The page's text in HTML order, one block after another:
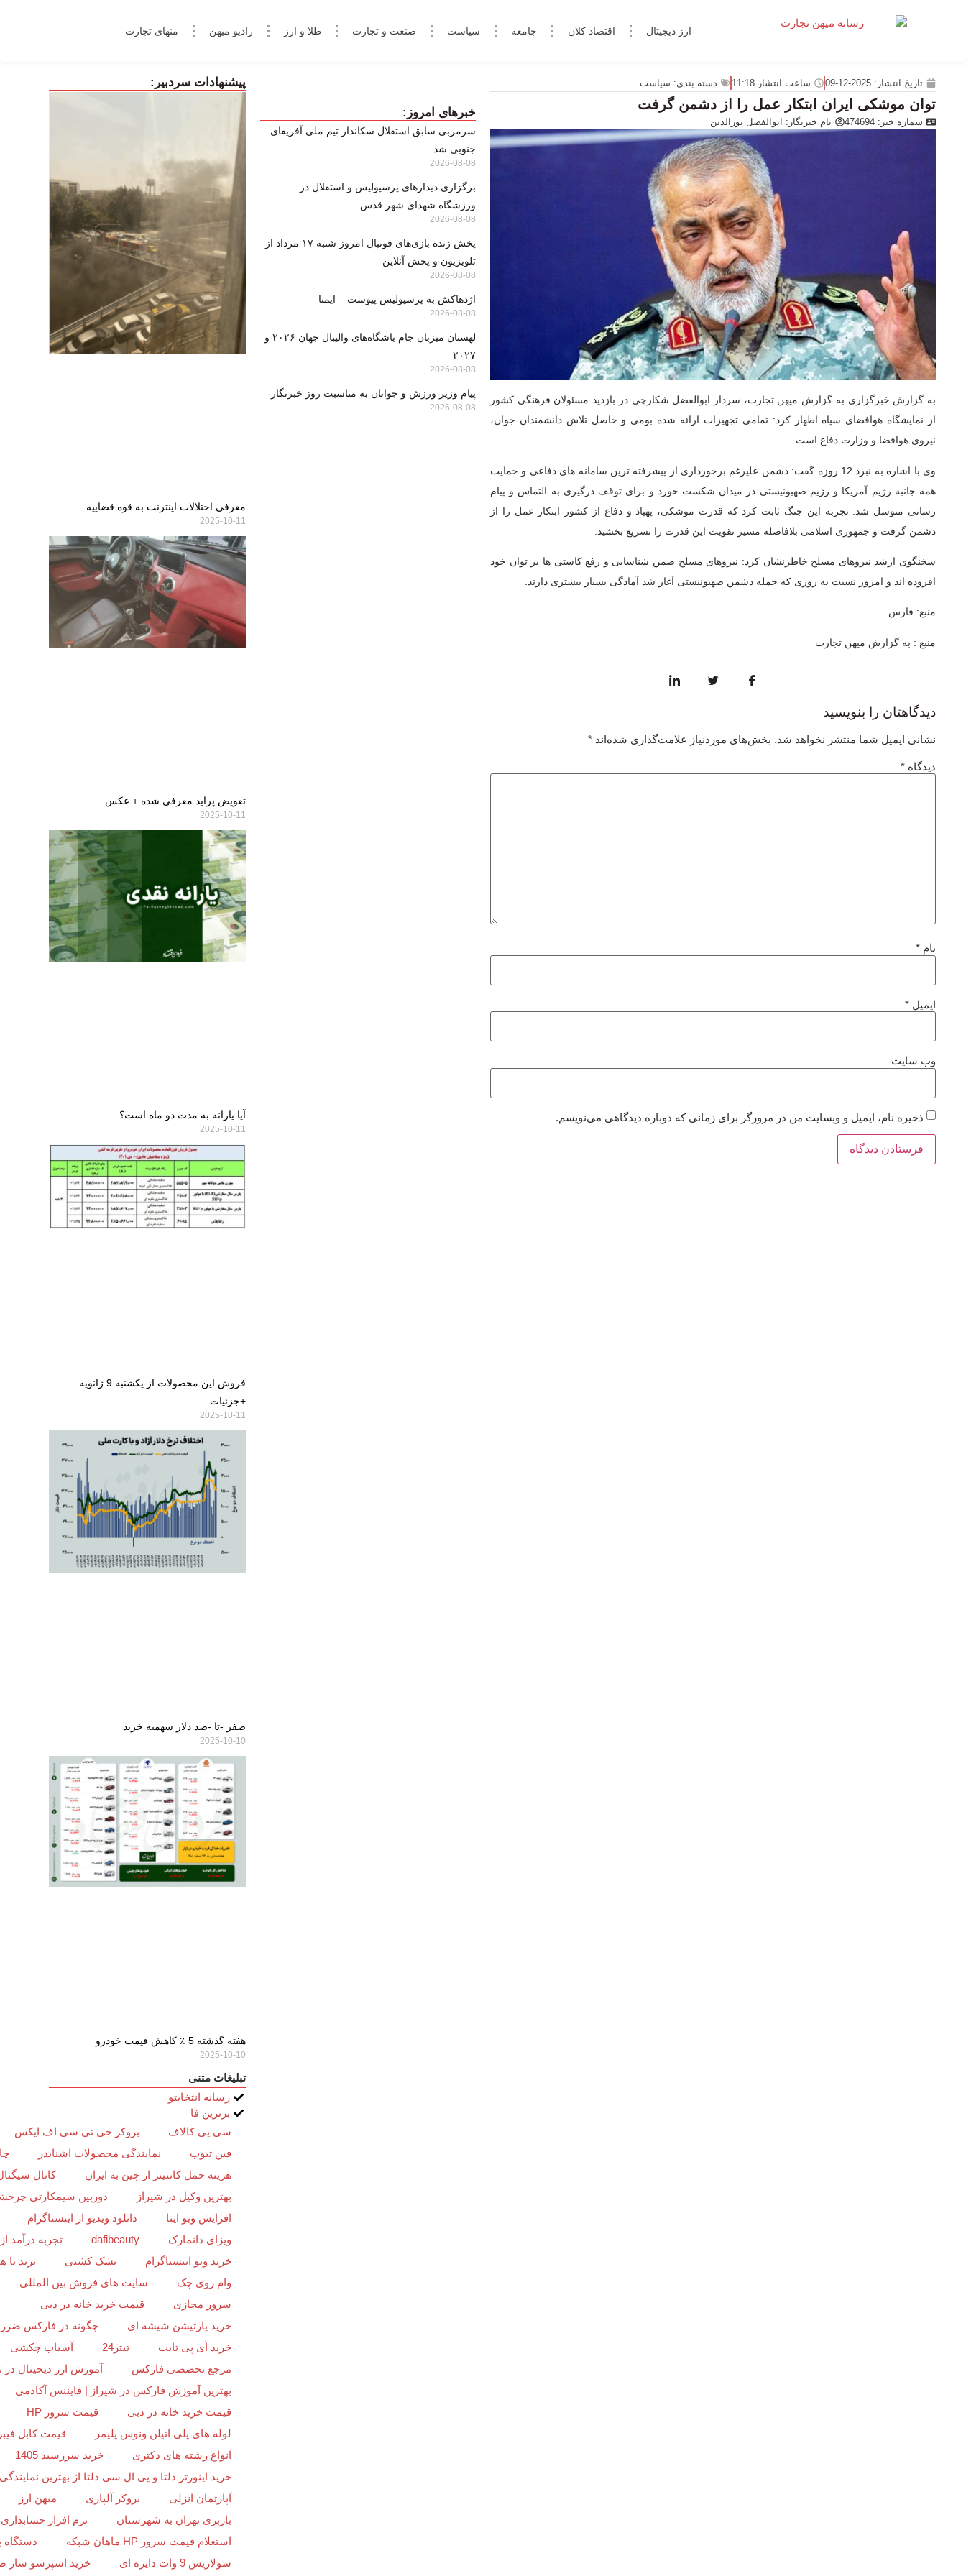
ارز دیجیتال اقتصاد کلان جامعه سیاست صنعت و تجارت طلا و ارز رادیو میهن منهای تجارت
تاریخ انتشار: 2025-12-09 ساعت انتشار 11:18 دسته بندی: سیاست
توان موشکی ایران ابتکار عمل را از دشمن گرفت
شماره خبر: 474694 نام خبرنگار: ابوالفضل نورالدین
به گزارش خبرگزاری به گزارش میهن تجارت، سردار ابوالفضل شکارچی در بازدید مسئولان فرهنگی کشور
از نمایشگاه هوافضای سپاه اظهار کرد: تمامی تجهیزات ارائه شده بومی و حاصل تلاش دانشمندان جوان،
نیروی هوافضا و وزارت دفاع است.
وی با اشاره به نبرد 12 روزه گفت: دشمن علیرغم برخورداری از پیشرفته ترین سامانه های دفاعی و حمایت
همه جانبه رژیم آمریکا و رژیم صهیونیستی در میدان شکست خورد و برای توقف درگیری به التماس و پیام
رسانی متوسل شد. تجربه این جنگ ثابت کرد که قدرت موشکی، پهپاد و دفاع از کشور ابتکار عمل را از
دشمن گرفت و جمهوری اسلامی بلافاصله مسیر تقویت این قدرت را تسریع بخشید.
سخنگوی ارشد نیروهای مسلح خاطرنشان کرد: نیروهای مسلح ضمن شناسایی و رفع کاستی ها بر توان خود
افزوده اند و امروز نسبت به روزی که حمله دشمن صهیونیستی آغاز شد آمادگی بسیار بیشتری دارند.
منبع: فارس
منبع : به گزارش میهن تجارت
دیدگاهتان را بنویسید
نشانی ایمیل شما منتشر نخواهد شد. بخش‌های موردنیاز علامت‌گذاری شده‌اند *
دیدگاه *
نام *
ایمیل *
وب‌ سایت
ذخیره نام، ایمیل و وبسایت من در مرورگر برای زمانی که دوباره دیدگاهی می‌نویسم.
خبرهای امروز:
سرمربی سابق استقلال سکاندار تیم ملی آفریقای
جنوبی شد
2026-08-08
برگزاری دیدارهای پرسپولیس و استقلال در
ورزشگاه شهدای شهر قدس
2026-08-08
پخش زنده بازی‌های فوتبال امروز شنبه ۱۷ مرداد از
تلویزیون و پخش آنلاین
2026-08-08
اژدهاکش به پرسپولیس پیوست – ایمنا
2026-08-08
لهستان میزبان جام باشگاه‌های والیبال جهان ۲۰۲۶ و
۲۰۲۷
2026-08-08
پیام وزیر ورزش و جوانان به مناسبت روز خبرنگار
2026-08-08
پیشنهادات سردبیر:
معرفی اختلالات اینترنت به قوه قضاییه
2025-10-11
تعویض پراید معرفی شده + عکس
2025-10-11
آیا یارانه به مدت دو ماه است؟
2025-10-11
فروش این محصولات از یکشنبه 9 ژانویه
+جزئیات
2025-10-11
صفر -تا -صد دلار سهمیه خرید
2025-10-10
هفته گذشته 5 ٪ کاهش قیمت خودرو
2025-10-10
تبلیغات متنی
رسانه انتخابتو
برترین فا
سی پی کالاف
بروکر جی تی سی اف ایکس
فین تیوب
نمایندگی محصولات اشنایدر
هزینه حمل کانتینر از چین به ایران
کانال
بهترین وکیل در شیراز
دوربین سیمکارتی
افزایش ویو ایتا
دانلود ویدیو از اینستاگرام
ویزای دانمارک
dafibeauty
تجربه درآمد
خرید ویو اینستاگرام
تشک کشتی
ترید
وام روی چک
سایت های فروش بین المللی
سرور مجازی
قیمت خرید خانه در دبی
خرید پارتیشن شیشه ای
چگونه در فارکس ضرر
خرید آی پی ثابت
تیتر24
آسیاب چکشی
مرجع تخصصی فارکس
آموزش ارز دیجیتال در
بهترین آموزش فارکس در شیراز | فایننس آکادمی
قیمت خرید خانه در دبی
قیمت سرور HP
لوله های پلی اتیلن ونوس پلیمر
قیمت کابل
انواع رشته های دکتری
خرید سررسید 1405
خرید اینورتر دلتا و پی ال سی دلتا از بهترین نمایندگی
آپارتمان انزلی
بروکر آلپاری
میهن ارز
باربری تهران به شهرستان
نرم افزار حسابداری
استعلام قیمت سرور HP ماهان شبکه
دستگاه
سولاریس 9 وات دایره ای
خرید اسپرسو ساز